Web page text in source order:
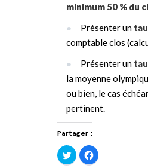
minimum 50 % du
Présenter un
comptable clos
Présenter un
la moyenne
ou bien, le cas
pertinent.
Partager :
Cliquez
pour
Cliquez
pour